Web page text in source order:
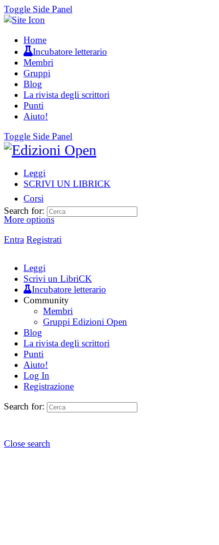
Toggle Side Panel
Home
Incubatore letterario
Membri
Gruppi
Blog
La rivista degli scrittori
Punti
Aiuto!
Toggle Side Panel
Leggi
SCRIVI UN LIBRICK
Corsi
More options
Entra Registrati
Search for:
Leggi
Scrivi un LibriCK
Incubatore letterario
Community
Membri
Gruppi Edizioni Open
Blog
La rivista degli scrittori
Punti
Aiuto!
Log In
Registrazione
Search for:
Close search